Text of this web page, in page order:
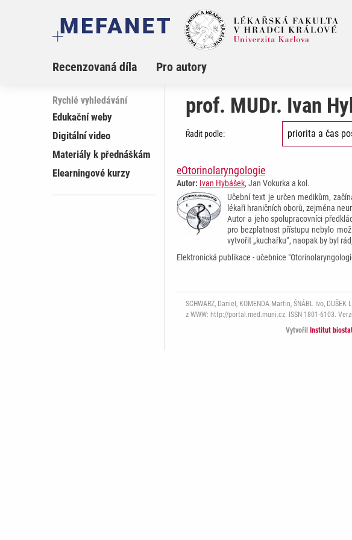
Recenzovaná díla Pro autory
Rychlé vyhledávání
Edukační weby
Digitální video
Materiály k přednáškám
Elearningové kurzy
prof. MUDr. Ivan
Řadit podle:
eOtorinolaryngologie
Autor: Ivan Hybášek, Jan Vokurka a kol.
Učební text je určen medikům,
lékaři hraničních oborů, zejména
Autor a jeho spolupracovníci
pro bezplatnost přístupu nebylo
vytvořit „kuchařku“, naopak by byl
Elektronická publikace - učebnice
SCHWARZ, Daniel, KOMENDA Martin, ŠNÁBL Ivo,
z WWW: http://portal.med.muni.cz. ISSN 1801-6103.
Vytvořil
Institut